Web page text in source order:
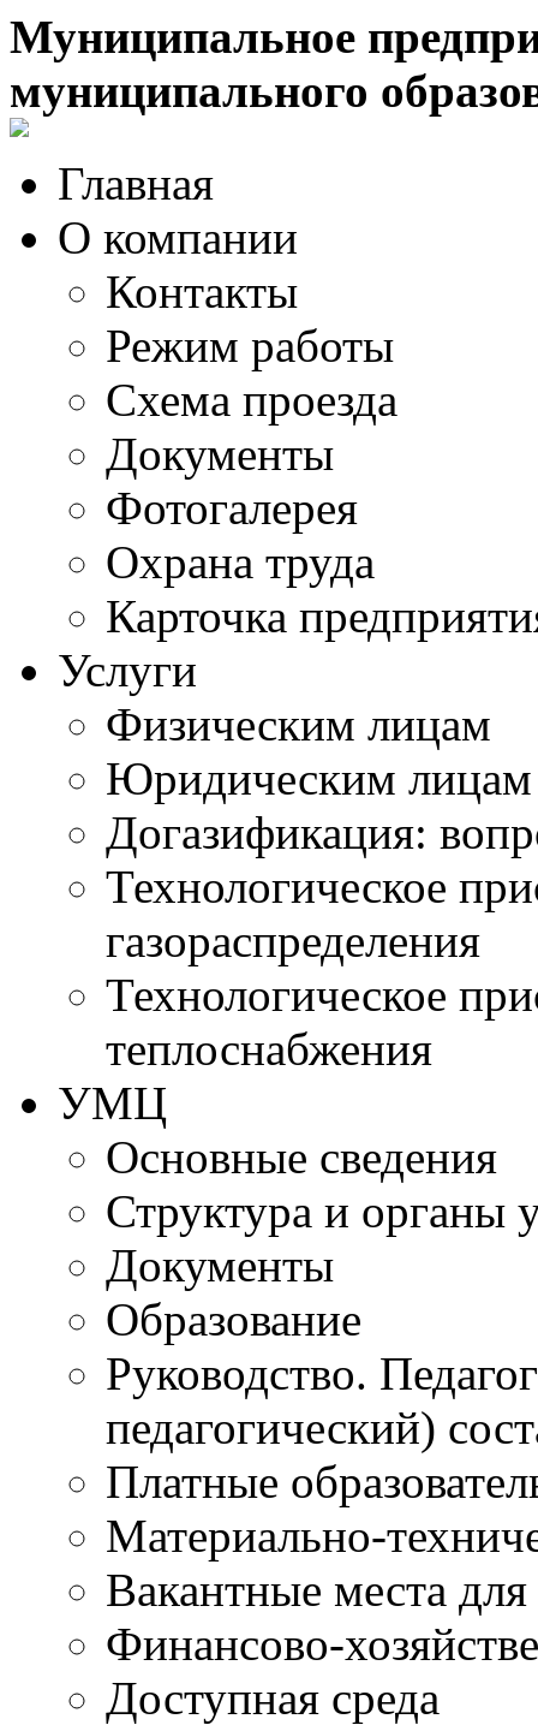
Муниципальное
муниципального
Главная
О компании
Контакты
Режим работы
Схема проезда
Документы
Фотогалерея
Охрана труда
Карточка
Услуги
Физическим лицам
Юридическим лицам
Догазификация:
Технологическое
газораспределения
Технологическое
теплоснабжения
УМЦ
Основные сведения
Структура и органы
Документы
Образование
Руководство.
педагогический)
Платные
Материально-
Вакантные места
Финансово-
Доступная среда